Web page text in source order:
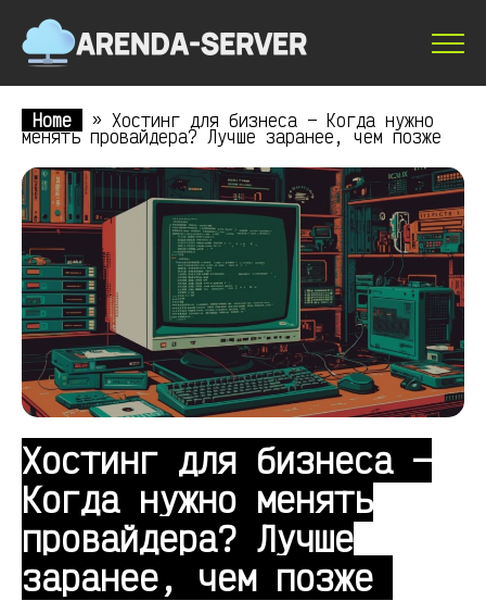
Home » Хостинг для бизнеса — Когда нужно
менять провайдера? Лучше заранее, чем позже
Хостинг для бизнеса —
Когда нужно менять
провайдера? Лучше
заранее, чем позже